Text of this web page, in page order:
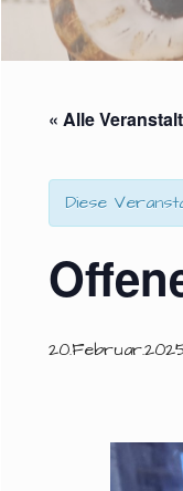
« Alle
Diese